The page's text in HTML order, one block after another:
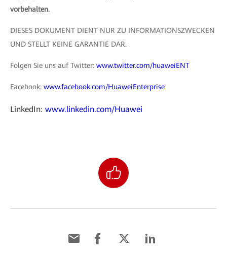
vorbehalten.
DIESES DOKUMENT DIENT NUR ZU INFORMATIONSZWECKEN
UND STELLT KEINE GARANTIE DAR.
Folgen Sie uns auf Twitter: www.twitter.com/huaweiENT
Facebook: www.facebook.com/HuaweiEnterprise
LinkedIn: www.linkedin.com/Huawei